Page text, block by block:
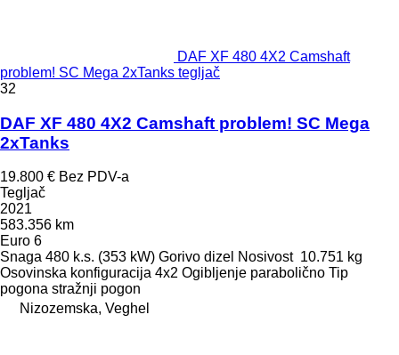
DAF XF 480 4X2 Camshaft
problem! SC Mega 2xTanks tegljač
32
DAF XF 480 4X2 Camshaft problem! SC Mega
2xTanks
19.800 € Bez PDV-a
Tegljač
2021
583.356 km
Euro 6
Snaga 480 k.s. (353 kW) Gorivo dizel Nosivost 10.751 kg
Osovinska konfiguracija 4x2 Ogibljenje parabolično Tip
pogona stražnji pogon
Nizozemska, Veghel